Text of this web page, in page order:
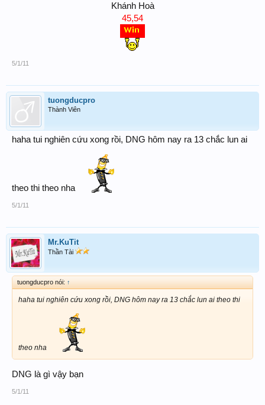
Khánh Hoà
45,54
5/1/11
tuongducpro
Thành Viên
haha tui nghiên cứu xong rồi, DNG hôm nay ra 13 chắc lun ai
theo thi theo nha
5/1/11
Mr.KuTit
Thần Tài
tuongducpro nói: ↑
haha tui nghiên cứu xong rồi, DNG hôm nay ra 13 chắc lun ai theo thi
theo nha
DNG là gì vậy bạn
5/1/11